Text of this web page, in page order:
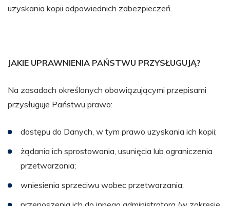
uzyskania kopii odpowiednich zabezpieczeń.
JAKIE UPRAWNIENIA PAŃSTWU PRZYSŁUGUJĄ?
Na zasadach określonych obowiązującymi przepisami
przysługuje Państwu prawo:
dostępu do Danych, w tym prawo uzyskania ich kopii;
żądania ich sprostowania, usunięcia lub ograniczenia
przetwarzania;
wniesienia sprzeciwu wobec przetwarzania;